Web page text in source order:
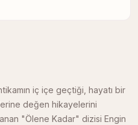
iç içe geçtiği, hayatı bir
değen hikayelerini
"Ölene Kadar" dizisi Engin